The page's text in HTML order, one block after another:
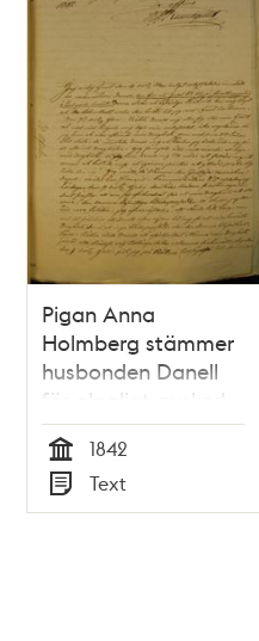
Pigan Anna
Holmberg stämmer
husbonden Danell
för olagligt avsked -
rättsfall 1842
Tid
1842
Typ
Text